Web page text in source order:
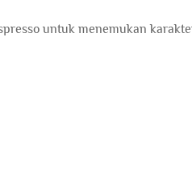
untuk menemukan